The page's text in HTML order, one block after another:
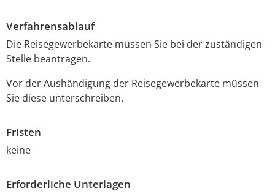
Verfahrensablauf
Die Reisegewerbekarte müssen Sie bei der zuständigen
Stelle beantragen.
Vor der Aushändigung der Reisegewerbekarte müssen
Sie diese unterschreiben.
Fristen
keine
Erforderliche Unterlagen